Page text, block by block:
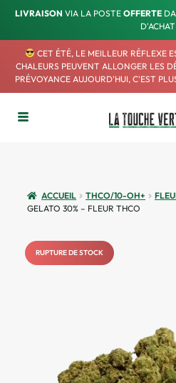
LIVRAISON VIA LA POSTE OFFERTE
CET ÉTÉ, LE MEILLEUR RÉFLEXE
CHALEURS PEUVENT ALLONGER LES
PRÉVOYANCE AUJOURD'HUI, C'EST
ACCUEIL THCO/10-OH+
GELATO 30% – FLEUR THCO
RUPTURE DE STOCK